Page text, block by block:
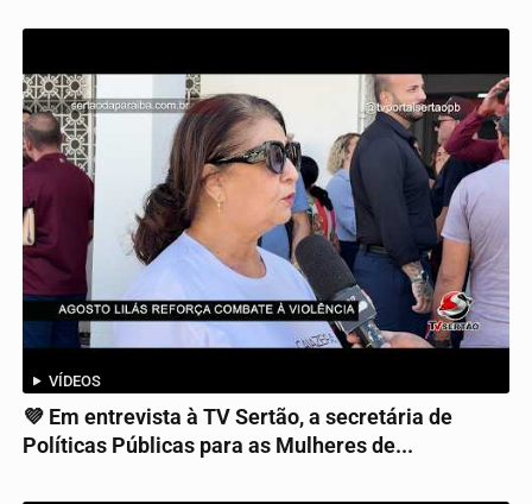
VÍDEOS
💜 Em entrevista à TV Sertão, a secretária de
Políticas Públicas para as Mulheres de...